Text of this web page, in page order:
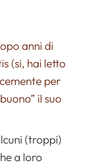
anni di
(si, hai letto
per
il suo
(troppi)
a loro